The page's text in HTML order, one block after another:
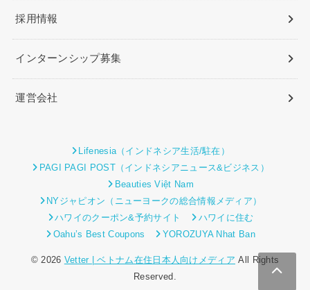
採用情報
インターンシップ募集
運営会社
Lifenesia（インドネシア生活/駐在）
PAGI PAGI POST（インドネシアニュース&ビジネス）
Beauties Việt Nam
NYジャピオン（ニューヨークの総合情報メディア）
ハワイのクーポン&予約サイト
ハワイに住む
Oahu’s Best Coupons
YOROZUYA Nhat Ban
© 2026 Vetter | ベトナム在住日本人向けメディア All Rights
Reserved.